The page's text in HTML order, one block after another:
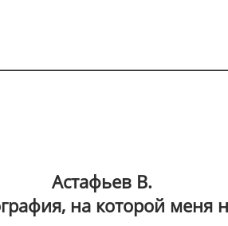
Астафьев В.
на которой меня